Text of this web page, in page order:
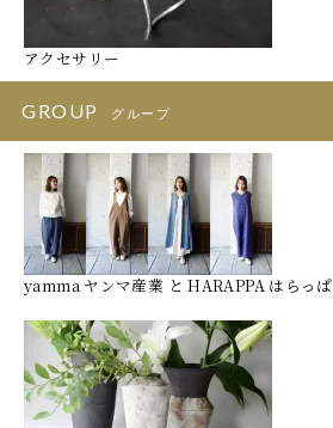
アクセサリー
GROUP グループ
yamma ヤンマ産業 と HARAPPA はらっぱ